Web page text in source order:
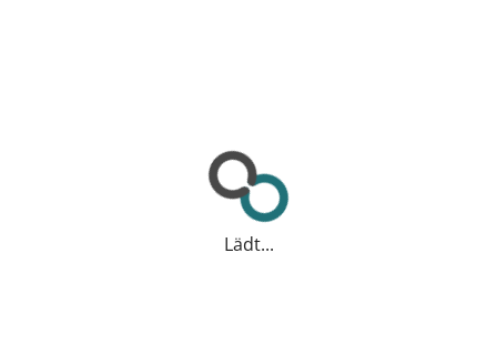
Lädt...